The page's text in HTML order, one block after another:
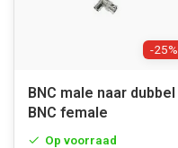
-25%
BNC male naar dubbel
BNC female
Op voorraad